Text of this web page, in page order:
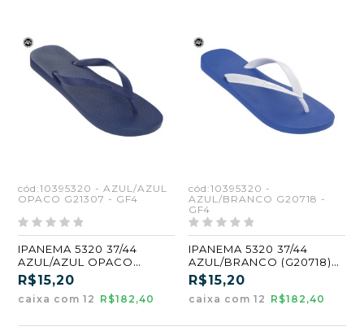
cód:10395320 - AZUL/AZUL
OPACO G21307 - GF4
IPANEMA 5320 37/44
AZUL/AZUL OPACO
ATACADO KIT 12 PARES
R$15,20
caixa com 12 R$182,40
cód:10395320 -
AZUL/BRANCO G20718 -
GF4
IPANEMA 5320 37/44
AZUL/BRANCO (G20718)
(GF4)
R$15,20
caixa com 12 R$182,40